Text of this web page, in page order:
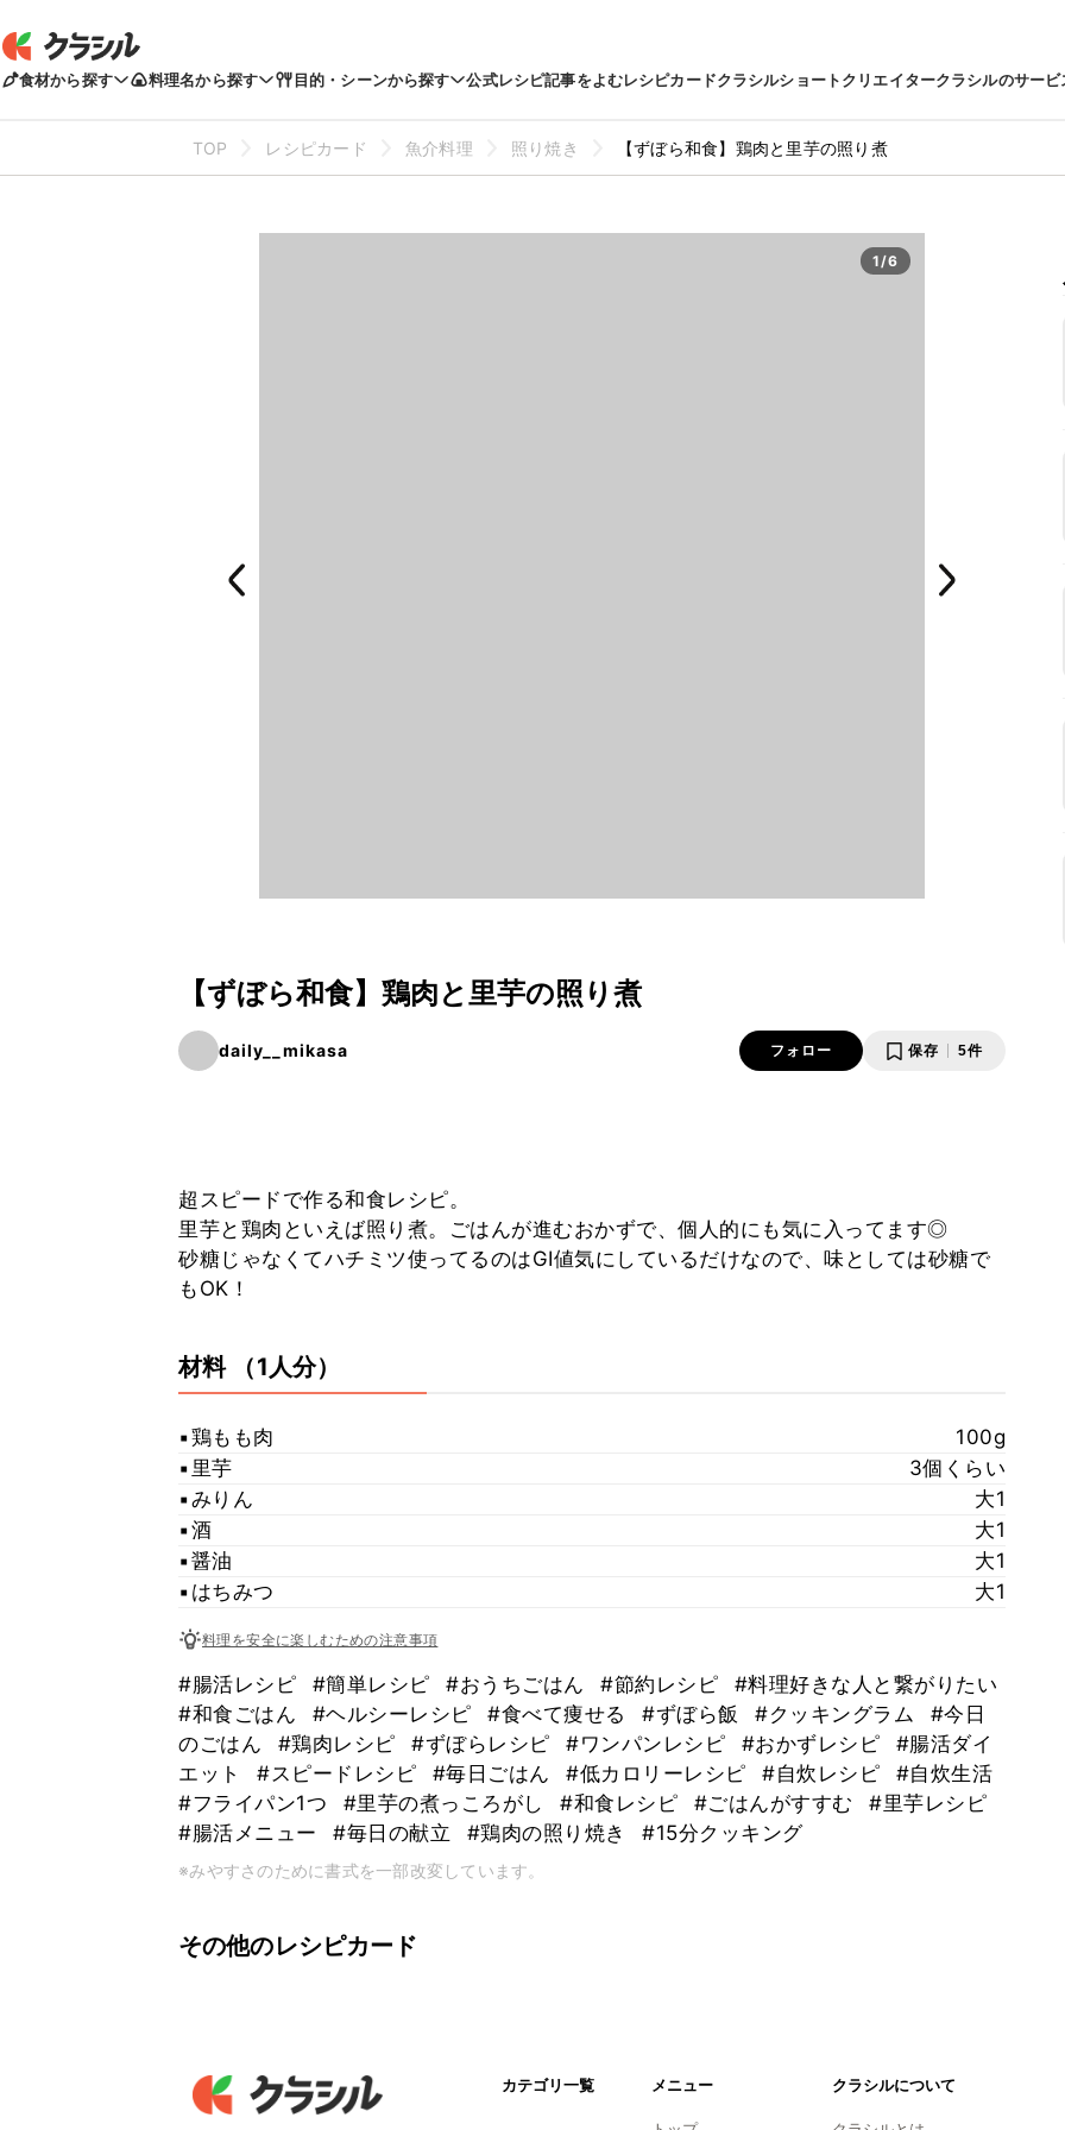
食材から探す 料理名から探す 目的・シーンから探す 公式レシピ記事をよむレシピカードクラシルショートクリエイタークラシルのサービ
TOP レシピカード 魚介料理 照り焼き 【ずぼら和食】鶏肉と里芋の照り煮
1/6
【ずぼら和食】鶏肉と里芋の照り煮
daily__mikasa フォロー 保存 5件
超スピードで作る和食レシピ。
里芋と鶏肉といえば照り煮。ごはんが進むおかずで、個人的にも気に入ってます◎
砂糖じゃなくてハチミツ使ってるのはGI値気にしているだけなので、味としては砂糖で
もOK！
材料 （1人分）
▪︎鶏もも肉
100g
▪︎里芋
3個くらい
▪︎みりん
大1
▪︎酒
大1
▪︎醤油
大1
▪︎はちみつ
大1
料理を安全に楽しむための注意事項
#腸活レシピ #簡単レシピ #おうちごはん #節約レシピ
#料理好きな人と繋がりたい
#和食ごはん
#ヘルシーレシピ #食べて痩せる #ずぼら飯 #クッキングラム
#今日
のごはん
#鶏肉レシピ #ずぼらレシピ #ワンパンレシピ #おかずレシピ
#腸活ダイ
エット
#スピードレシピ #毎日ごはん #低カロリーレシピ #自炊レシピ
#自炊生活
#フライパン1つ
#里芋の煮っころがし #和食レシピ #ごはんがすすむ
#里芋レシピ
#腸活メニュー
#毎日の献立 #鶏肉の照り焼き #15分クッキング
※みやすさのために書式を一部改変しています。
その他のレシピカード
カテゴリ一覧 メニュー クラシルについて